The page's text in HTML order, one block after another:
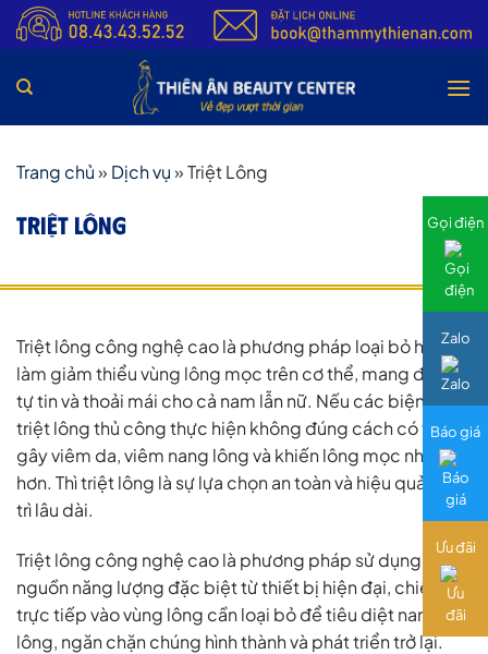
Bỏ
qua
dung
Trang chủ» Dịch vụ»Triệt Lông
TRIỆT LÔNG
Triệt lông công nghệ cao là phương pháp loại bỏ hoặc
làm giảm thiểu vùng lông mọc trên cơ thể, mang đến sự
tự tin và thoải mái cho cả nam lẫn nữ. Nếu các biện pháp
triệt lông thủ công thực hiện không đúng cách có thể
gây viêm da, viêm nang lông và khiến lông mọc nhiều
hơn. Thì triệt lông là sự lựa chọn an toàn và hiệu quả duy
trì lâu dài.
Triệt lông công nghệ cao là phương pháp sử dụng
nguồn năng lượng đặc biệt từ thiết bị hiện đại, chiếu
trực tiếp vào vùng lông cần loại bỏ để tiêu diệt nang
lông, ngăn chặn chúng hình thành và phát triển trở lại.
Gọi điện
Zalo
Báo giá
Ưu đãi